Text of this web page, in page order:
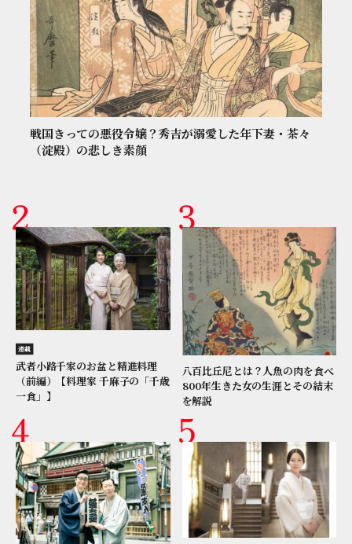
戦国きっての悪役令嬢？秀吉が溺愛した年下妻・茶々
（淀殿）の悲しき素顔
連載
武者小路千家のお盆と精進料理
（前編）【料理家 千麻子の「千歳
一食」】
八百比丘尼とは？人魚の肉を食べ
800年生きた女の生涯とその結末
を解説